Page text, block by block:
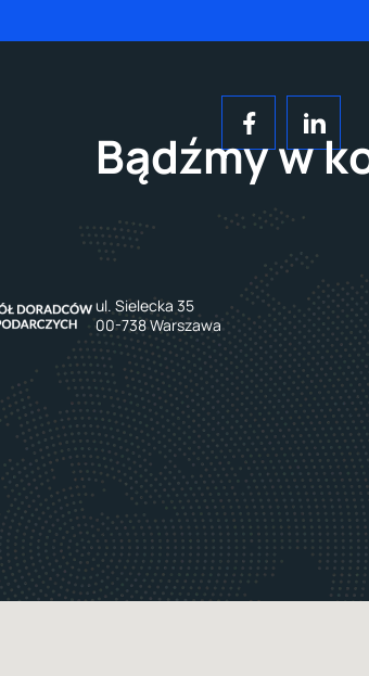
ul. Sielecka 35
00-738 Warszawa
Bądźmy w